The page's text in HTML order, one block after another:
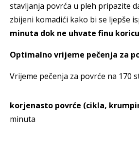
stavljanja povrća u pleh pripazite
zbijeni komadići kako bi se ljepše
minuta dok ne uhvate finu
Optimalno vrijeme pečenja za
Vrijeme pečenja za povrće na 170
korjenasto povrće (cikla,
minuta